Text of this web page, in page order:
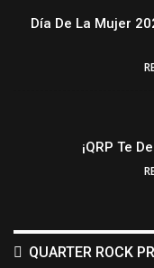
Día De La Mujer
¡QRP Te
QUARTER ROCK